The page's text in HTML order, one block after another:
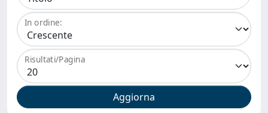
In ordine:
Risultati/Pagina